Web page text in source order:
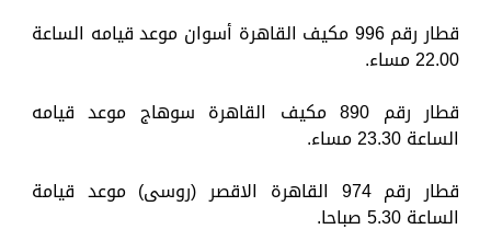
قطار رقم 996 مكيف القاهرة أسوان موعد قيامه الساعة
22.00 مساء.
قطار رقم 890 مكيف القاهرة سوهاج موعد قيامه
الساعة 23.30 مساء.
قطار رقم 974 القاهرة الاقصر (روسى) موعد قيامة
الساعة 5.30 صباحا.